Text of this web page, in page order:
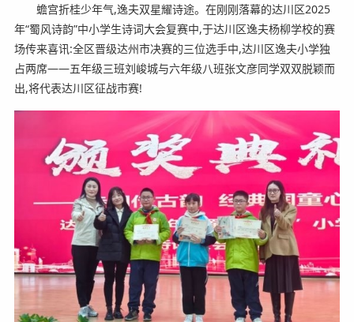
蟾宫折桂少年气,逸夫双星耀诗途。在刚刚落幕的达川区2025
年“蜀风诗韵”中小学生诗词大会复赛中,于达川区逸夫杨柳学校的赛
场传来喜讯:全区晋级达州市决赛的三位选手中,达川区逸夫小学独
占两席——五年级三班刘峻城与六年级八班张文彦同学双双脱颖而
出,将代表达川区征战市赛!